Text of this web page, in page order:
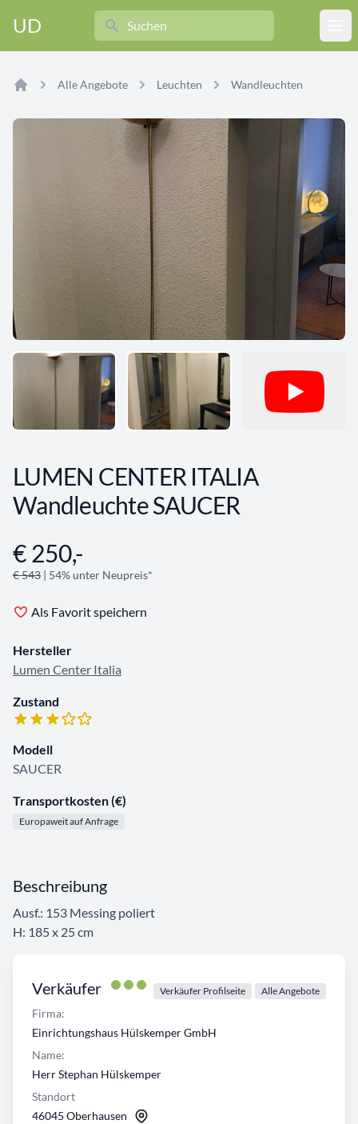
UD
Search
Alle Angebote Leuchten Wandleuchten
LUMEN CENTER ITALIA
Wandleuchte SAUCER
Angebotsinformationen
€ 250,-
€ 543 | 54% unter Neupreis*
Als Favorit speichern
Hersteller
Lumen Center Italia
Zustand
Modell
SAUCER
Transportkosten (€)
Europaweit auf Anfrage
Verkäufer Verkäufer Profilseite Alle Angebote
Firma:
Einrichtungshaus Hülskemper GmbH
Name:
Herr Stephan Hülskemper
Standort
46045 Oberhausen
Beschreibung
Ausf.: 153 Messing poliert
H: 185 x 25 cm